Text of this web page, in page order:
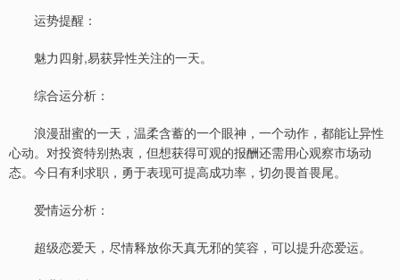
运势提醒：
魅力四射,易获异性关注的一天。
综合运分析：
浪漫甜蜜的一天，温柔含蓄的一个眼神，一个动作，都能让异性
心动。对投资特别热衷，但想获得可观的报酬还需用心观察市场动
态。今日有利求职，勇于表现可提高成功率，切勿畏首畏尾。
爱情运分析：
超级恋爱天，尽情释放你天真无邪的笑容，可以提升恋爱运。